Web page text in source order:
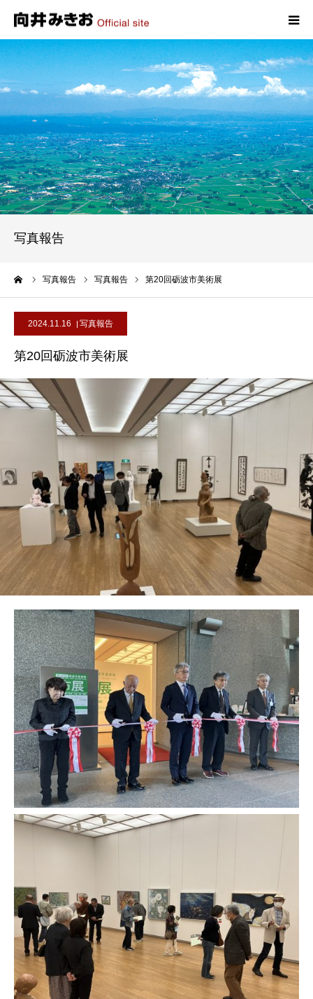
写真報告
写真報告 写真報告 第20回砺波市美術展
2024.11.16 写真報告
第20回砺波市美術展
HOME
プロフィール
政策
活動報告